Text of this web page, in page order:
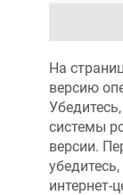
На
версию
системы
версии.
интернет-